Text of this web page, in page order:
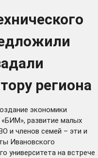
региона
экономики
«БИМ», развитие малых
и членов семей – эти и
Ивановского
университета на встрече